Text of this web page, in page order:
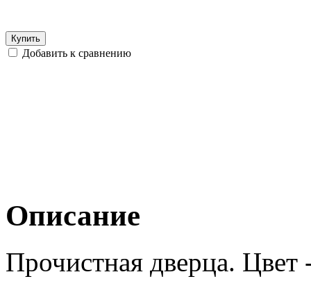
Купить
Добавить к сравнению
Описание
Прочистная дверца.